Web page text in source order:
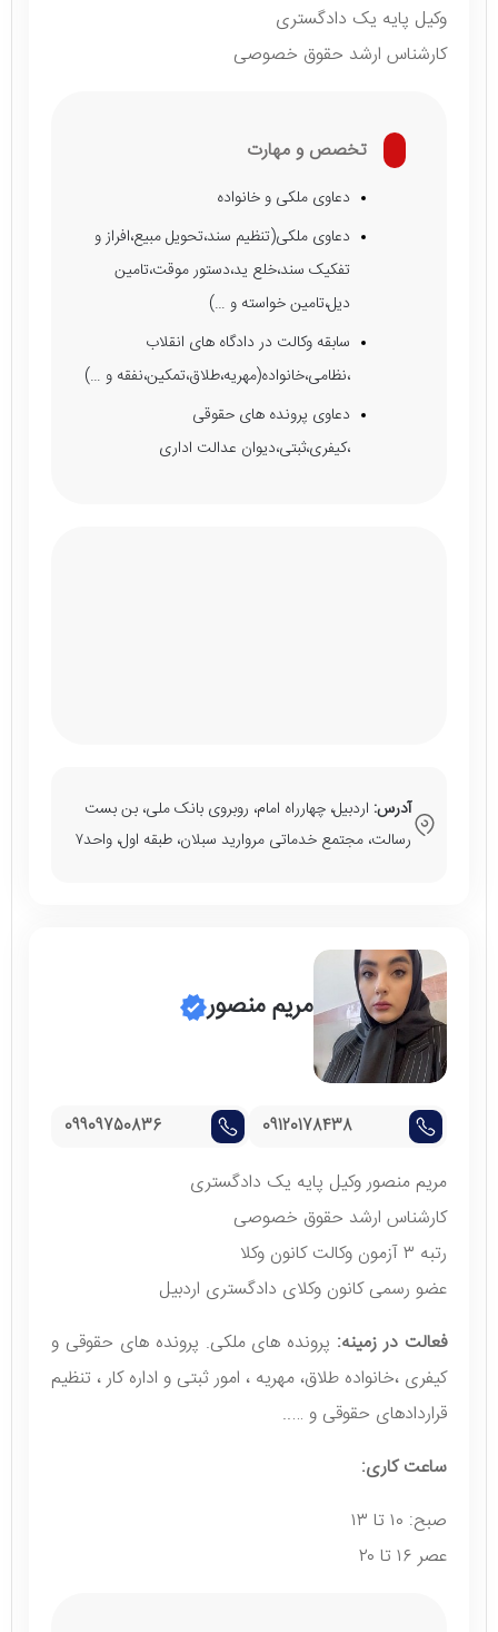
وکیل پایه یک دادگستری
کارشناس ارشد حقوق خصوصی
تخصص و مهارت
دعاوی ملکی و خانواده
دعاوی ملکی(تنظیم سند،تحویل مبیع،افراز و
تفکیک سند،خلع ید،دستور موقت،تامین
دیل،تامین خواسته و …)
سابقه وکالت در دادگاه های انقلاب
،نظامی،خانواده(مهریه،طلاق،تمکین،نفقه و …)
دعاوی پرونده های حقوقی
،کیفری،ثبتی،دیوان عدالت اداری
آدرس: اردبیل، چهارراه امام، روبروی بانک ملی، بن بست
رسالت، مجتمع خدماتی مروارید سبلان، طبقه اول، واحد۷
مریم منصور
09120178438
09909750836
مریم منصور وکیل پایه یک دادگستری
کارشناس ارشد حقوق خصوصی
رتبه ۳ آزمون وکالت کانون وکلا
عضو رسمی کانون وکلای دادگستری اردبیل
فعالت در زمینه: پرونده های ملکی. پرونده های حقوقی و
کیفری ،خانواده طلاق، مهریه ، امور ثبتی و اداره کار ، تنظیم
قراردادهای حقوقی و …..
ساعت کاری:
صبح: ۱۰ تا ۱۳
عصر ۱۶ تا ۲۰